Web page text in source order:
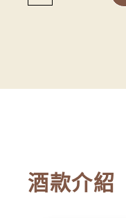
酒款介紹